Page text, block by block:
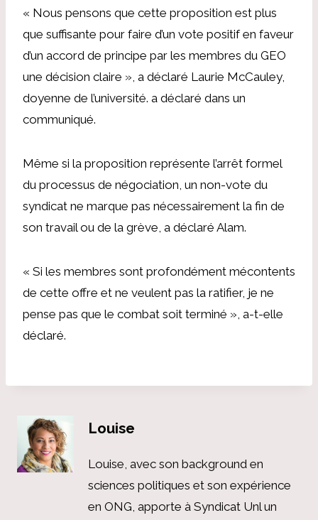
« Nous pensons que cette proposition est plus
que suffisante pour faire d’un vote positif en faveur
d’un accord de principe par les membres du GEO
une décision claire », a déclaré Laurie McCauley,
doyenne de l’université. a déclaré dans un
communiqué.
Même si la proposition représente l’arrêt formel
du processus de négociation, un non-vote du
syndicat ne marque pas nécessairement la fin de
son travail ou de la grève, a déclaré Alam.
« Si les membres sont profondément mécontents
de cette offre et ne veulent pas la ratifier, je ne
pense pas que le combat soit terminé », a-t-elle
déclaré.
Louise
Louise, avec son background en
sciences politiques et son expérience
en ONG, apporte à Syndicat Unl un